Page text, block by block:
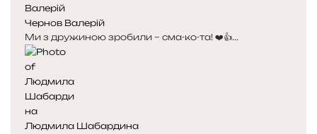
я
с
т
о
р
і
н
к
а
а
с
т
о
р
і
н
к
а
Чернов Валерій
Ми з дружиною зробили – сма-ко-та! ❤️👍...
Людмила Шабардина